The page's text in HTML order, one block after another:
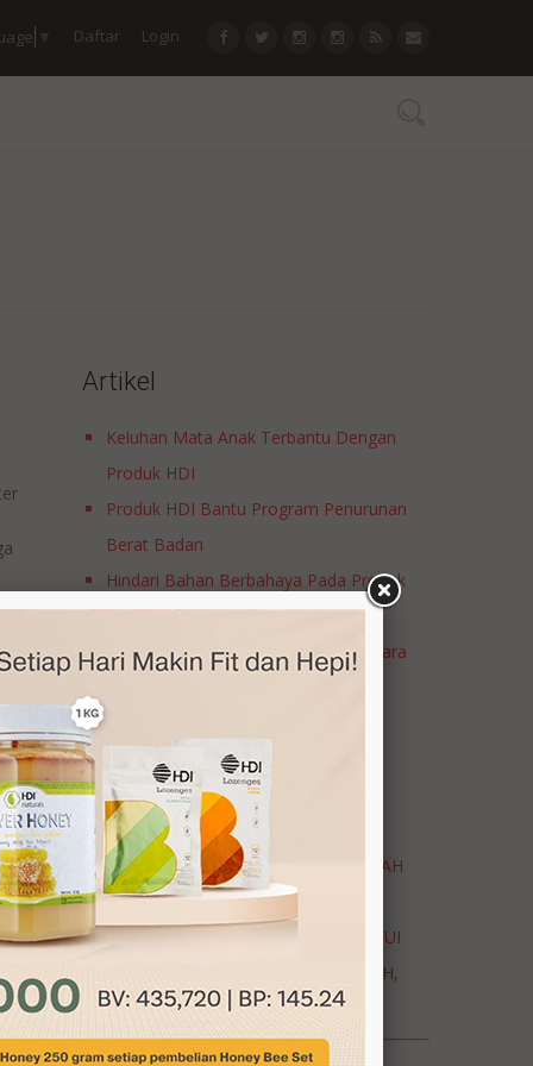
Daftar Login
Artikel
Keluhan Mata Anak Terbantu Dengan
Produk HDI
Produk HDI Bantu Program Penurunan
Berat Badan
Hindari Bahan Berbahaya Pada Produk
Perawatan Rambut
Turunkan Demam Si Kecil dengan Cara
Kenali Masalah Reproduksi Setelah
Menopause
Kreasi Resep Clover Honey
Hidup Sehat dengan Madu
VIRUS CMV : KIDS 3 BISA MENAMBAH
DAYAA TAAHAN TUBUH ANAK
KIAT BERPUASA BAGI IBU MENYUSUI
BERPUASA BAGI IBU HAMIL? BOLEH,
ASAL...
JAPANESE ENCHEPALITIS BERKORELASI